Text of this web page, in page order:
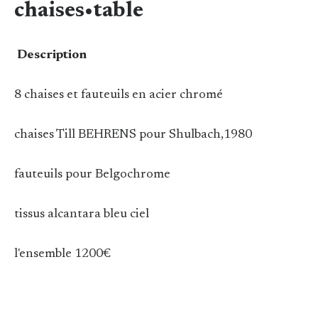
chaises•table
Description
8 chaises et fauteuils en acier chromé
chaises Till BEHRENS pour Shulbach,1980
fauteuils pour Belgochrome
tissus alcantara bleu ciel
l'ensemble 1200€